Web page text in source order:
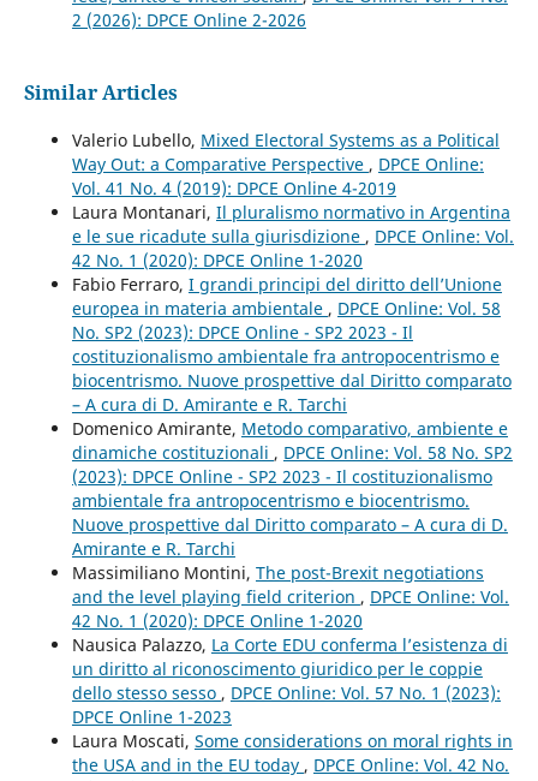
2 (2026): DPCE Online 2-2026
Similar Articles
Valerio Lubello, Mixed Electoral Systems as a Political
Way Out: a Comparative Perspective , DPCE Online:
Vol. 41 No. 4 (2019): DPCE Online 4-2019
Laura Montanari, Il pluralismo normativo in Argentina
e le sue ricadute sulla giurisdizione , DPCE Online: Vol.
42 No. 1 (2020): DPCE Online 1-2020
Fabio Ferraro, I grandi principi del diritto dell’Unione
europea in materia ambientale , DPCE Online: Vol. 58
No. SP2 (2023): DPCE Online - SP2 2023 - Il
costituzionalismo ambientale fra antropocentrismo e
biocentrismo. Nuove prospettive dal Diritto comparato
– A cura di D. Amirante e R. Tarchi
Domenico Amirante, Metodo comparativo, ambiente e
dinamiche costituzionali , DPCE Online: Vol. 58 No. SP2
(2023): DPCE Online - SP2 2023 - Il costituzionalismo
ambientale fra antropocentrismo e biocentrismo.
Nuove prospettive dal Diritto comparato – A cura di D.
Amirante e R. Tarchi
Massimiliano Montini, The post-Brexit negotiations
and the level playing field criterion , DPCE Online: Vol.
42 No. 1 (2020): DPCE Online 1-2020
Nausica Palazzo, La Corte EDU conferma l’esistenza di
un diritto al riconoscimento giuridico per le coppie
dello stesso sesso , DPCE Online: Vol. 57 No. 1 (2023):
DPCE Online 1-2023
Laura Moscati, Some considerations on moral rights in
the USA and in the EU today , DPCE Online: Vol. 42 No.